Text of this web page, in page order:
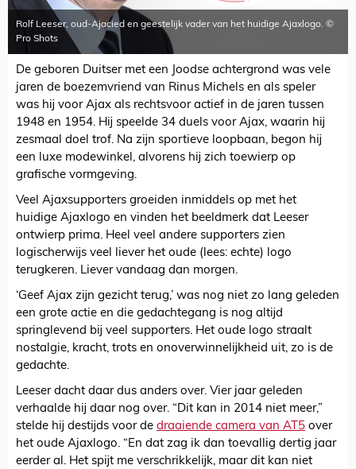
Rolf Leeser, oud-Ajacied en geestelijk vader van het huidige Ajaxlogo. ©
Pro Shots
De geboren Duitser met een Joodse achtergrond was vele
jaren de boezemvriend van Rinus Michels en als speler
was hij voor Ajax als rechtsvoor actief in de jaren tussen
1948 en 1954. Hij speelde 34 duels voor Ajax, waarin hij
zesmaal doel trof. Na zijn sportieve loopbaan, begon hij
een luxe modewinkel, alvorens hij zich toewierp op
grafische vormgeving.
Veel Ajaxsupporters groeiden inmiddels op met het
huidige Ajaxlogo en vinden het beeldmerk dat Leeser
ontwierp prima. Heel veel andere supporters zien
logischerwijs veel liever het oude (lees: echte) logo
terugkeren. Liever vandaag dan morgen.
‘Geef Ajax zijn gezicht terug,’ was nog niet zo lang geleden
een grote actie en die gedachtegang is nog altijd
springlevend bij veel supporters. Het oude logo straalt
nostalgie, kracht, trots en onoverwinnelijkheid uit, zo is de
gedachte.
Leeser dacht daar dus anders over. Vier jaar geleden
verhaalde hij daar nog over. “Dit kan in 2014 niet meer,”
stelde hij destijds voor de draaiende camera van AT5 over
het oude Ajaxlogo. “En dat zag ik dan toevallig dertig jaar
eerder al. Het spijt me verschrikkelijk, maar dit kan niet